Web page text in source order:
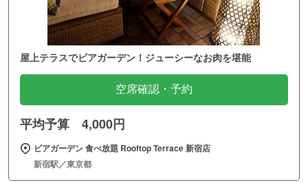
屋上テラスでビアガーデン！ジューシーなお肉を堪能
空席確認・予約
平均予算 4,000円
ビアガーデン 食べ放題 Rooftop Terrace 新宿店
新宿駅／東京都